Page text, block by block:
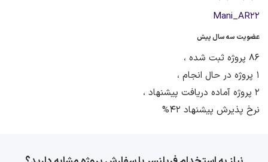
Mani_AR22
عضویت سه سال پیش
86 پروژه ثبت شده ،
1 پروژه در حال انجام ،
2 پروژه آماده دریافت پیشنهاد ،
نرخ پذیرش پیشنهاد 42%